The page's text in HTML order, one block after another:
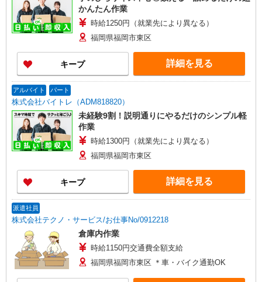
かんたん作業
時給1250円（就業先により異なる）
福岡県福岡市東区
キープ 詳細を見る
アルバイト パート
株式会社バイトレ（ADM818820）
未経験9割！説明通りにやるだけのシンプル軽
作業
時給1300円（就業先により異なる）
福岡県福岡市東区
キープ 詳細を見る
派遣社員
株式会社テクノ・サービス/お仕事No/0912218
倉庫内作業
時給1150円交通費全額支給
福岡県福岡市東区 ＊車・バイク通勤OK